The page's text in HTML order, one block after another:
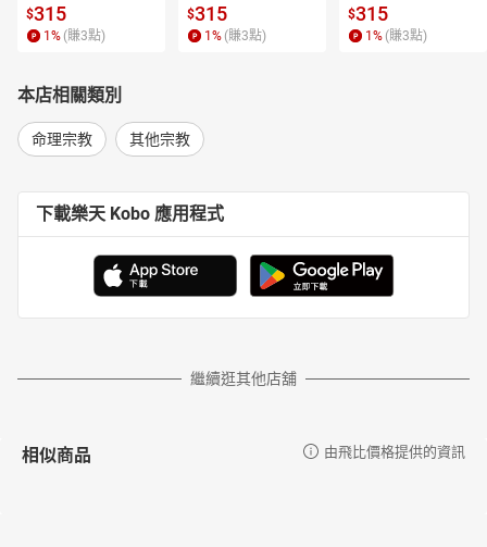
$315
1 % (賺3點)
$315
1 % (賺3點)
$315
1 % (賺3點)
本店相關類別
命理宗教 其他宗教
下載樂天 Kobo 應用程式
繼續逛其他店舖
相似商品 由飛比價格提供的資訊